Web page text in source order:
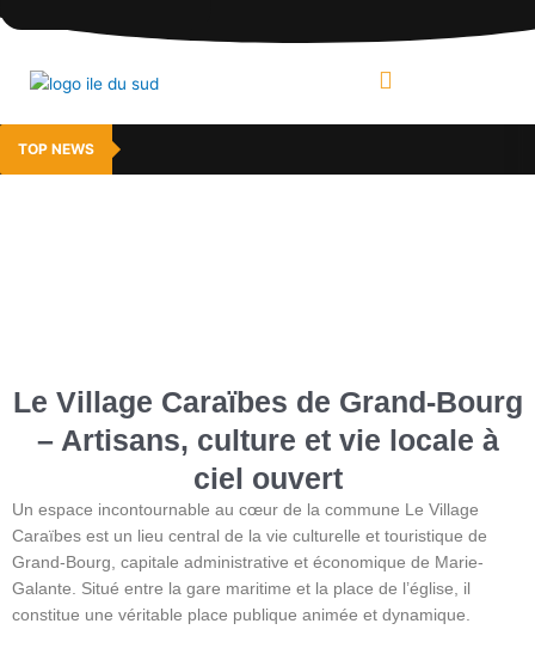
TOP NEWS
Le Village Caraïbes de Grand-Bourg
– Artisans, culture et vie locale à
ciel ouvert
Un espace incontournable au cœur de la commune Le Village
Caraïbes est un lieu central de la vie culturelle et touristique de
Grand-Bourg, capitale administrative et économique de Marie-
Galante. Situé entre la gare maritime et la place de l’église, il
constitue une véritable place publique animée et dynamique.